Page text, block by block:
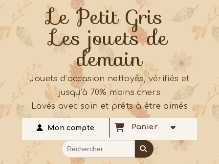
Le Petit Gris
Les jouets de
demain
Jouets d’occasion nettoyés, vérifiés et
jusqu’à 70% moins chers
Lavés avec soin et prêts à être aimés
Mon compte Panier